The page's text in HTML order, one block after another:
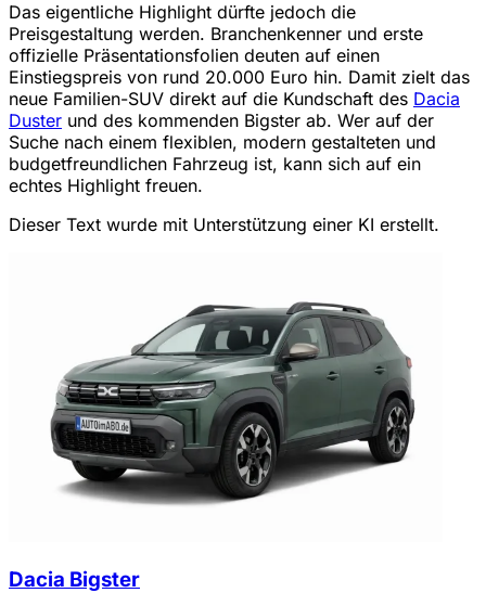
Das eigentliche Highlight dürfte jedoch die
Preisgestaltung werden. Branchenkenner und erste
offizielle Präsentationsfolien deuten auf einen
Einstiegspreis von rund 20.000 Euro hin. Damit zielt das
neue Familien-SUV direkt auf die Kundschaft des Dacia
Duster und des kommenden Bigster ab. Wer auf der
Suche nach einem flexiblen, modern gestalteten und
budgetfreundlichen Fahrzeug ist, kann sich auf ein
echtes Highlight freuen.
Dieser Text wurde mit Unterstützung einer KI erstellt.
Dacia Bigster